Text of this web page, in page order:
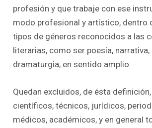
profesión y que trabaje con ese
modo profesional y artístico, dentro
tipos de géneros reconocidos a las
literarias, como ser poesía, narrativa,
dramaturgia, en sentido amplio.
Quedan excluidos, de ésta
científicos, técnicos, jurídicos,
médicos, académicos, y en general